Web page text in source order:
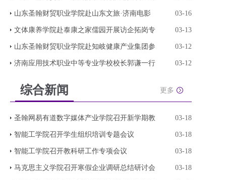
山东圣翰财贸职业学院赴山东文旅·济南电影 03-16
文体康养学院赴泰康之家儒园开展访企拓岗专 03-13
山东圣翰财贸职业学院赴知岐健康产业集团参 03-12
济南应用技术职业中等专业学校校长郭谦一行 03-12
综合新闻 更多
圣翰网易有道数字媒体产业学院召开新学期教 03-18
智能工学院召开学生组织培训专题会议 03-18
智能工学院召开教科研工作专项会议 03-18
马克思主义学院召开寒假企业调研总结研讨会 03-18